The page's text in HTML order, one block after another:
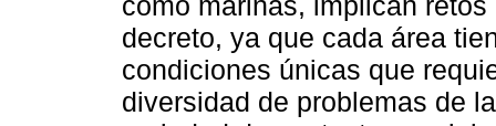
decreto, ya que cada área
condiciones únicas que
diversidad de problemas de